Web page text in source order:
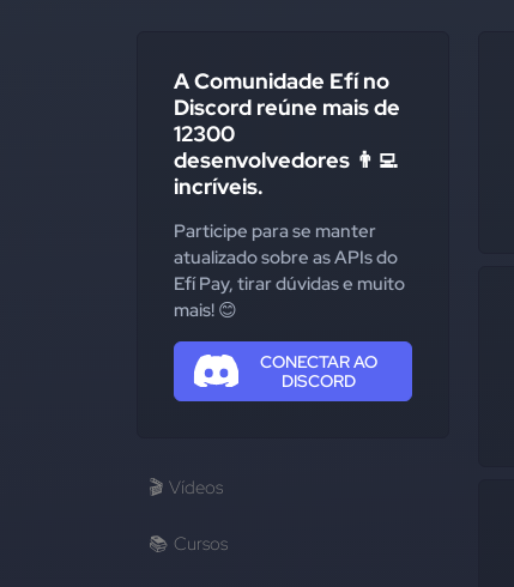
A Comunidade Efí no
Discord reúne mais de
12300
desenvolvedores 👨‍💻
incríveis.
Participe para se manter
atualizado sobre as APIs do
Efí Pay, tirar dúvidas e muito
mais! 😊
CONECTAR AO
DISCORD
🎬 Vídeos
📚 Cursos